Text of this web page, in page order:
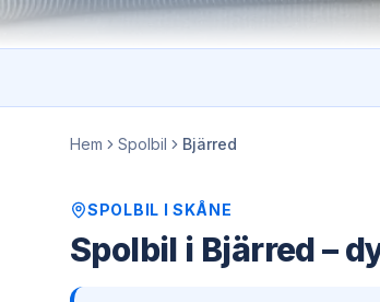
Hem Spolbil Bjärred
SPOLBIL ISKÅNE
Spolbil i Bjärred –